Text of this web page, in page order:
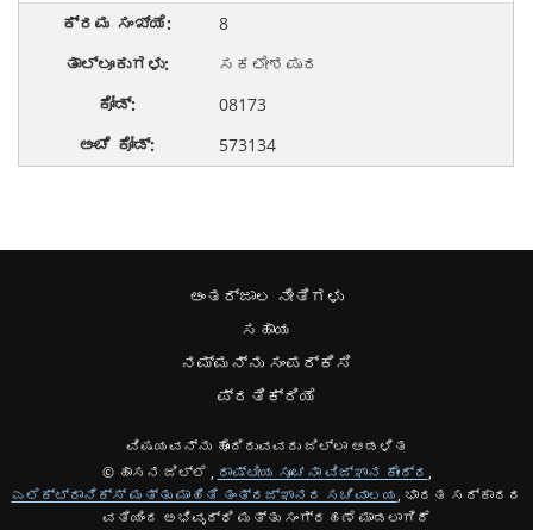
8
ಸಕಲೇಶಪುರ
08173
573134
ಅಂತರ್ಜಾಲ ನೀತಿಗಳು
ಸಹಾಯ
ನಮ್ಮನ್ನು ಸಂಪರ್ಕಿಸಿ
ಪ್ರತಿಕ್ರಿಯೆ
ವಿಷಯವನ್ನು ಹೊಂದಿರುವವರು ಜಿಲ್ಲಾ ಆಡಳಿತ
© ಹಾಸನ ಜಿಲ್ಲೆ , ರಾಷ್ಟೀಯ ಸೂಚನಾ ವಿಜ್ಞಾನ ಕೇಂದ್ರ ,
ಎಲೆಕ್ಟ್ರಾನಿಕ್ಸ್ ಮತ್ತು ಮಾಹಿತಿ ತಂತ್ರಜ್ಞಾನದ ಸಚಿವಾಲಯ, ಭಾರತ ಸರ್ಕಾರದ
ವತಿಯಿಂದ ಅಭಿವೃದ್ಧಿ ಮತ್ತು ಸಂಗ್ರಹಣೆ ಮಾಡಲಾಗಿದೆ